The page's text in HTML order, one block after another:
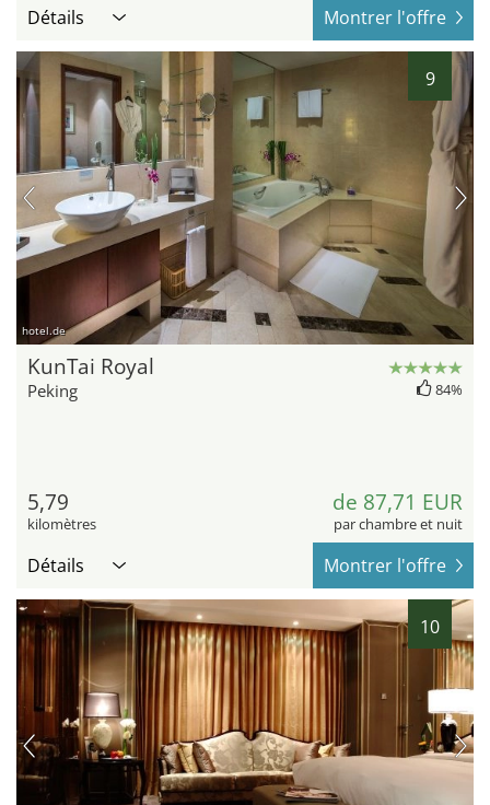
Détails Montrer l'offre
9
hotel.de
KunTai Royal
Peking 84%
5,79
kilomètres
de 87,71 EUR
par chambre et nuit
Détails Montrer l'offre
10